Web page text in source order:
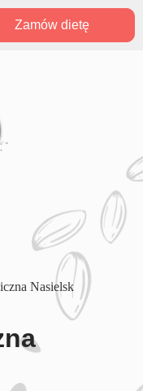
Zamów dietę
Nasielsk